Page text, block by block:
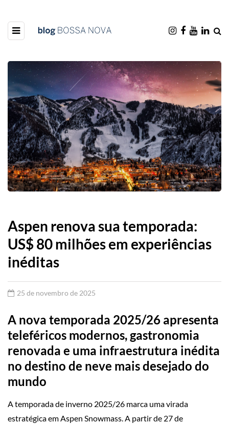
Aspen renova sua temporada:
US$ 80 milhões em experiências
inéditas
25 de novembro de 2025
A nova temporada 2025/26 apresenta
teleféricos modernos, gastronomia
renovada e uma infraestrutura inédita
no destino de neve mais desejado do
mundo
A temporada de inverno 2025/26 marca uma virada
estratégica em Aspen Snowmass. A partir de 27 de